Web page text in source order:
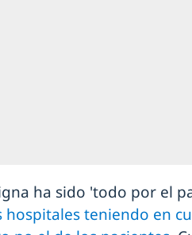
ha sido 'todo por el
hospitales teniendo en